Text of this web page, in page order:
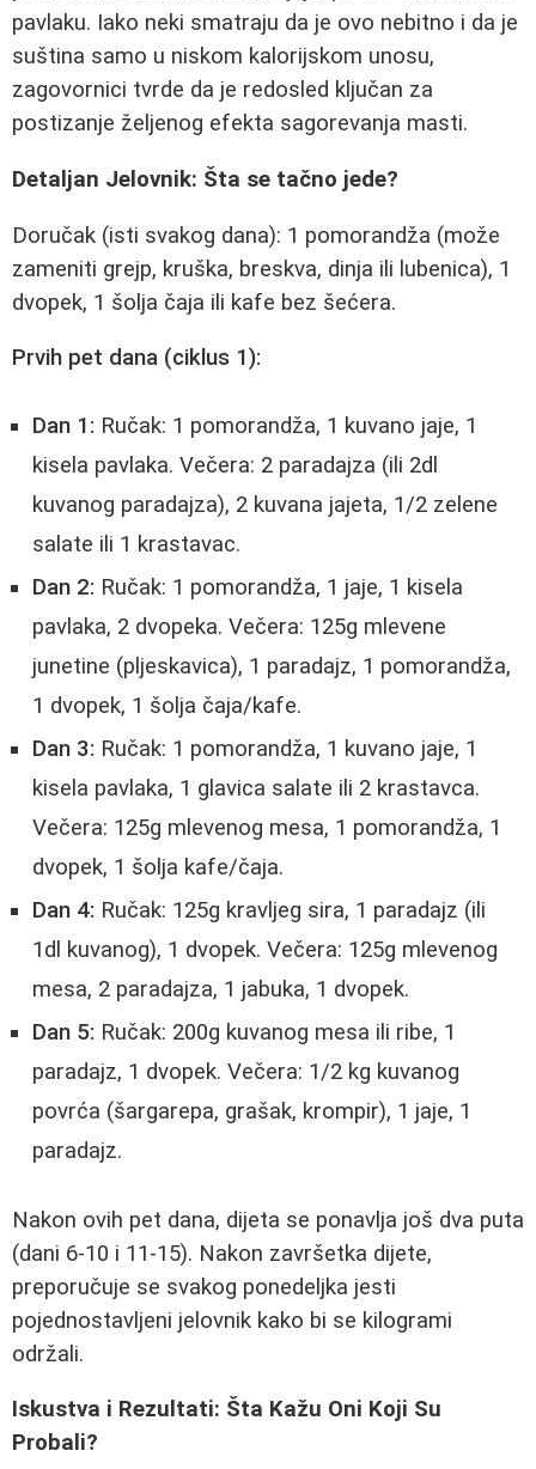
pavlaku. Iako neki smatraju da je ovo nebitno i da je
suština samo u niskom kalorijskom unosu,
zagovornici tvrde da je redosled ključan za
postizanje željenog efekta sagorevanja masti.
Detaljan Jelovnik: Šta se tačno jede?
Doručak (isti svakog dana): 1 pomorandža (može
zameniti grejp, kruška, breskva, dinja ili lubenica), 1
dvopek, 1 šolja čaja ili kafe bez šećera.
Prvih pet dana (ciklus 1):
Dan 1: Ručak: 1 pomorandža, 1 kuvano jaje, 1
kisela pavlaka. Večera: 2 paradajza (ili 2dl
kuvanog paradajza), 2 kuvana jajeta, 1/2 zelene
salate ili 1 krastavac.
Dan 2: Ručak: 1 pomorandža, 1 jaje, 1 kisela
pavlaka, 2 dvopeka. Večera: 125g mlevene
junetine (pljeskavica), 1 paradajz, 1 pomorandža,
1 dvopek, 1 šolja čaja/kafe.
Dan 3: Ručak: 1 pomorandža, 1 kuvano jaje, 1
kisela pavlaka, 1 glavica salate ili 2 krastavca.
Večera: 125g mlevenog mesa, 1 pomorandža, 1
dvopek, 1 šolja kafe/čaja.
Dan 4: Ručak: 125g kravljeg sira, 1 paradajz (ili
1dl kuvanog), 1 dvopek. Večera: 125g mlevenog
mesa, 2 paradajza, 1 jabuka, 1 dvopek.
Dan 5: Ručak: 200g kuvanog mesa ili ribe, 1
paradajz, 1 dvopek. Večera: 1/2 kg kuvanog
povrća (šargarepa, grašak, krompir), 1 jaje, 1
paradajz.
Nakon ovih pet dana, dijeta se ponavlja još dva puta
(dani 6-10 i 11-15). Nakon završetka dijete,
preporučuje se svakog ponedeljka jesti
pojednostavljeni jelovnik kako bi se kilogrami
održali.
Iskustva i Rezultati: Šta Kažu Oni Koji Su
Probali?